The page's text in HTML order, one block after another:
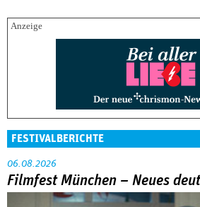
FESTIVALBERICHTE
06.08.2026
Filmfest München – Neues